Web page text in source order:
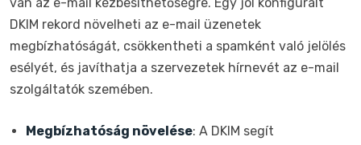
DKIM rekord növelheti az e-mail üzenetek
megbízhatóságát, csökkentheti a spamként való jelölés
esélyét, és javíthatja a szervezetek hírnevét az e-mail
szolgáltatók szemében.
Megbízhatóság növelése: A DKIM segít